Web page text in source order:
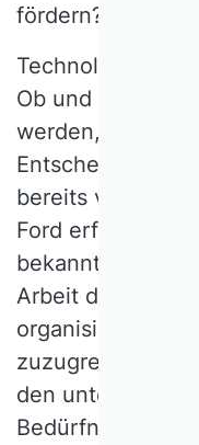
fördern?
Ob und ggf.
werden, ist eine
Entscheidung.
bereits vor ihrer
Ford erfunden.
bekannten
Arbeit dezentral
organisieren,
zuzugreifen und
den
Bedürfnissen zu